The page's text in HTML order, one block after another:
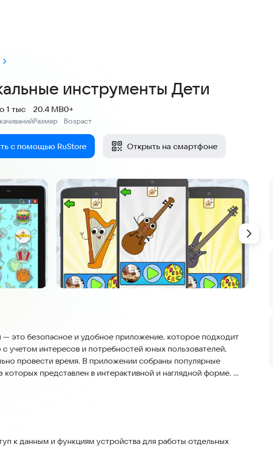
инструменты Дети
1 тыс
Размер
20.4 MB
Возраст
0+
с помощью RuStore Открыть на смартфоне
это безопасное и удобное приложение, которое подходит
учетом интересов и потребностей юных пользователей,
провести время. В приложении собраны популярные
представлен в интерактивной и наглядной форме.
к данным и функциям устройства для работы отдельных